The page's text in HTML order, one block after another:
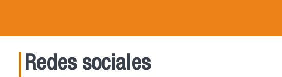
Redes sociales